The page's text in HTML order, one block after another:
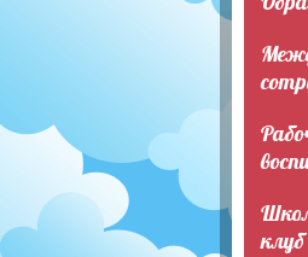
клуб